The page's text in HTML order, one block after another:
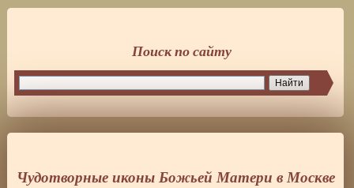
Чудотворные иконы Божьей Матери в Москве
Поиск по сайту